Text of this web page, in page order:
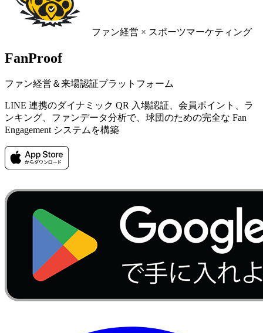
ファン経営 × スポーツマーケティング
FanProof
ファン経営＆来場認証プラットフォーム
LINE 連携のダイナミック QR 入場認証、会員ポイント、ラ
ンキング、ファンデータ分析で、球団のための完全な Fan
Engagement システムを構築